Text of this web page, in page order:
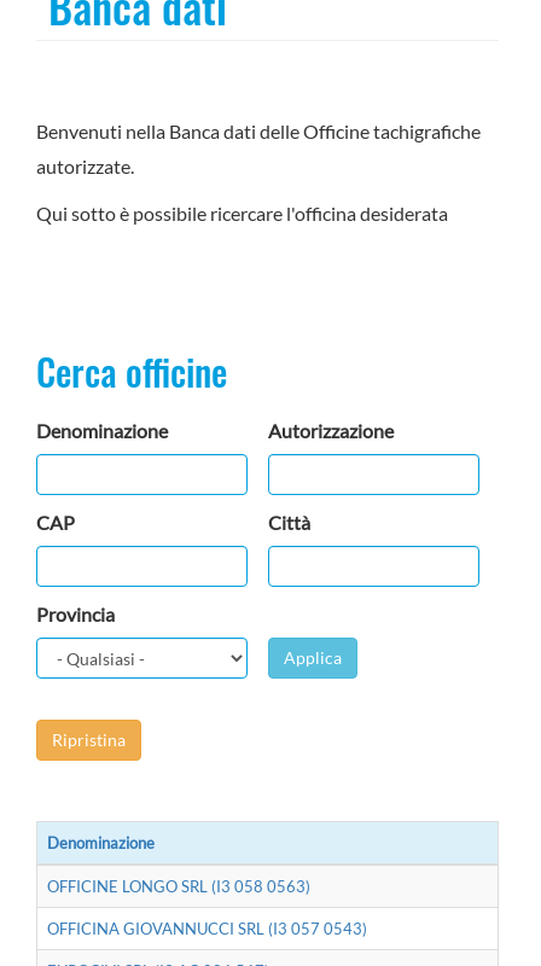
Benvenuti nella Banca dati delle Officine tachigrafiche
autorizzate.
Qui sotto è possibile ricercare l'officina desiderata
Cerca officine
Denominazione Autorizzazione
CAP Città
Provincia
Applica
Ripristina
Denominazione
OFFICINE LONGO SRL (I3 058 0563)
OFFICINA GIOVANNUCCI SRL (I3 057 0543)